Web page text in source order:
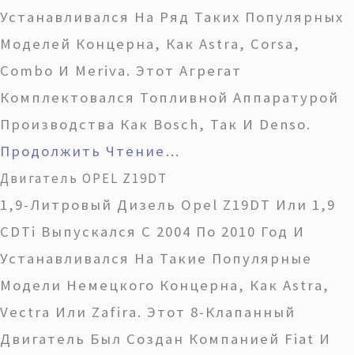
Устанавливался На Ряд Таких Популярных
Моделей Концерна, Как Astra, Corsa,
Combo И Meriva. Этот Агрегат
Комплектовался Топливной Аппаратурой
Производства Как Bosch, Так И Denso.
Продолжить Чтение…
Двигатель OPEL Z19DT
1,9-Литровый Дизель Opel Z19DT Или 1,9
CDTi Выпускался С 2004 По 2010 Год И
Устанавливался На Такие Популярные
Модели Немецкого Концерна, Как Astra,
Vectra Или Zafira. Этот 8-Клапанный
Двигатель Был Создан Компанией Fiat И